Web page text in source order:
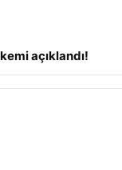
açıklandı!